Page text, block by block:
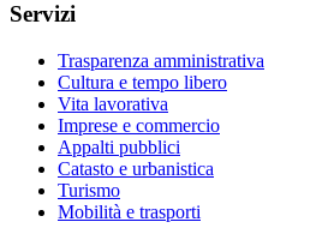
Servizi
Trasparenza amministrativa
Cultura e tempo libero
Vita lavorativa
Imprese e commercio
Appalti pubblici
Catasto e urbanistica
Turismo
Mobilità e trasporti